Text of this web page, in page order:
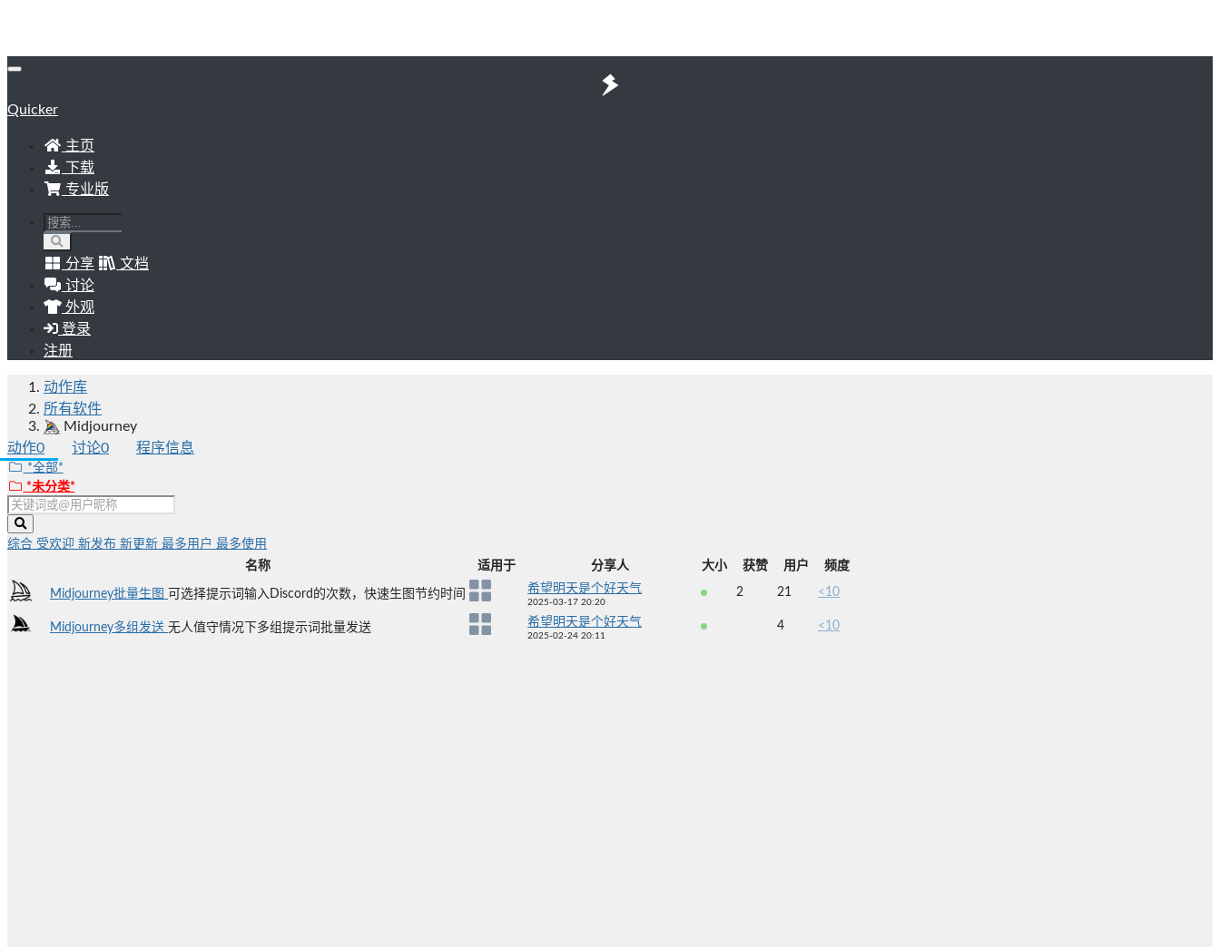
Quicker
主页
下载
专业版
分享
文档
讨论
外观
登录
注册
动作库
所有软件
Midjourney
动作0 讨论0 程序信息
*全部*
*未分类*
综合 受欢迎 新发布 新更新 最多用户 最多使用
名称
适用于 分享人 大小 获赞 用户 频度
Midjourney批量生图 可选择提示词输入Discord的次数，快速生图节约时间 希望明天是个好天气
2025-03-17 20:20
2 21 <10
Midjourney多组发送 无人值守情况下多组提示词批量发送 希望明天是个好天气
2025-02-24 20:11
4 <10